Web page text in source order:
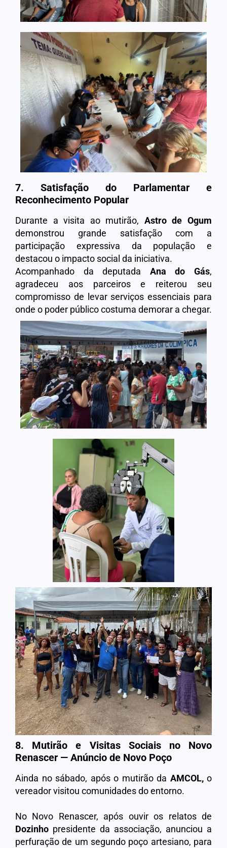
7. Satisfação do Parlamentar e
Reconhecimento Popular
Durante a visita ao mutirão, Astro de Ogum
demonstrou grande satisfação com a
participação expressiva da população e
destacou o impacto social da iniciativa.
Acompanhado da deputada Ana do Gás,
agradeceu aos parceiros e reiterou seu
compromisso de levar serviços essenciais para
onde o poder público costuma demorar a chegar.
8. Mutirão e Visitas Sociais no Novo
Renascer — Anúncio de Novo Poço
Ainda no sábado, após o mutirão da AMCOL,o
vereador visitou comunidades do entorno.
No Novo Renascer, após ouvir os relatos de
Dozinho presidente da associação, anunciou a
perfuração de um segundo poço artesiano, para